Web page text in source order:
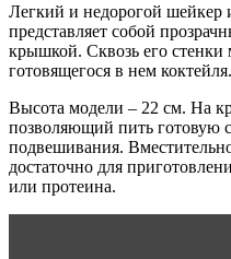
Легкий и недорогой шейкер
представляет собой
крышкой. Сквозь его стенки
готовящегося в нем коктейля.
Высота модели – 22 см. На
позволяющий пить готовую
подвешивания.
достаточно для
или протеина.